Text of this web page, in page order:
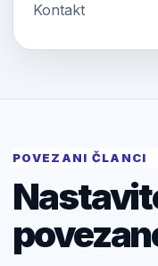
Kontakt
POVEZANI ČLANCI